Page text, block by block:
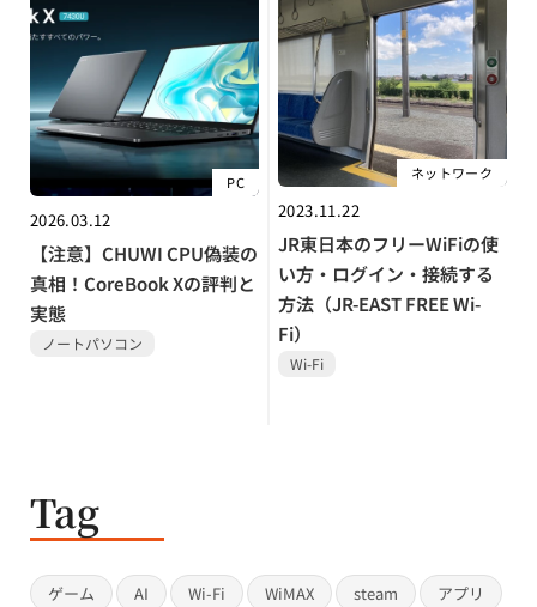
PC
2026.03.12
【注意】CHUWI CPU偽装の
真相！CoreBook Xの評判と
実態
ノートパソコン
ネットワーク
2023.11.22
JR東日本のフリーWiFiの使
い方・ログイン・接続する
方法（JR-EAST FREE Wi-
Fi）
Wi-Fi
Tag
ゲーム AI Wi-Fi WiMAX steam アプリ